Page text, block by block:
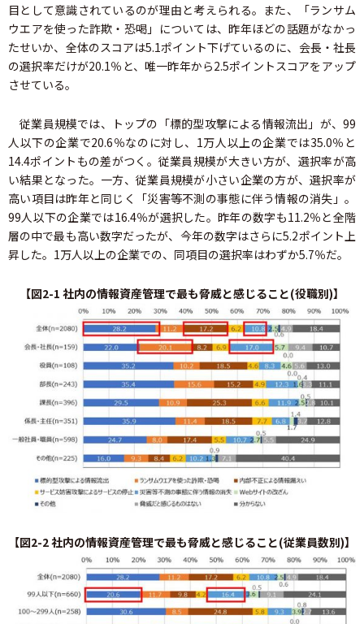
目として意識されているのが理由と考えられる。また、「ランサム
ウエアを使った詐欺・恐喝」については、昨年ほどの話題がなかっ
たせいか、全体のスコアは5.1ポイント下げているのに、会長・社長
の選択率だけが20.1％と、唯一昨年から2.5ポイントスコアをアップ
させている。
従業員規模では、トップの「標的型攻撃による情報流出」が、99
人以下の企業で20.6％なのに対し、1万人以上の企業では35.0％と
14.4ポイントもの差がつく。従業員規模が大きい方が、選択率が高
い結果となった。一方、従業員規模が小さい企業の方が、選択率が
高い項目は昨年と同じく「災害等不測の事態に伴う情報の消失」。
99人以下の企業では16.4％が選択した。昨年の数字も11.2％と全階
層の中で最も高い数字だったが、今年の数字はさらに5.2ポイント上
昇した。1万人以上の企業での、同項目の選択率はわずか5.7％だ。
【図2-1 社内の情報資産管理で最も脅威と感じること(役職別)】
【図2-2 社内の情報資産管理で最も脅威と感じること(従業員数別)】